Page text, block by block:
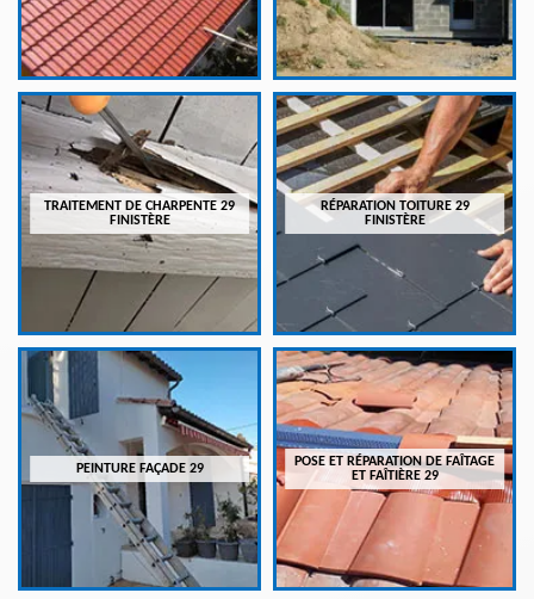
TRAITEMENT DE CHARPENTE 29
FINISTÈRE
RÉPARATION TOITURE 29
FINISTÈRE
PEINTURE FAÇADE 29
POSE ET RÉPARATION DE FAÎTAGE
ET FAÎTIÈRE 29